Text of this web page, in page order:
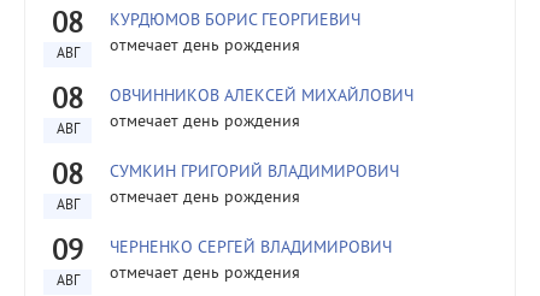
08
АВГ
КУРДЮМОВ БОРИС ГЕОРГИЕВИЧ
отмечает день рождения
08
АВГ
ОВЧИННИКОВ АЛЕКСЕЙ МИХАЙЛОВИЧ
отмечает день рождения
08
АВГ
СУМКИН ГРИГОРИЙ ВЛАДИМИРОВИЧ
отмечает день рождения
09
АВГ
ЧЕРНЕНКО СЕРГЕЙ ВЛАДИМИРОВИЧ
отмечает день рождения